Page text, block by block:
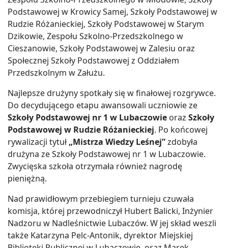
Podstawowej w Krowicy Samej, Szkoły Podstawowej w
Rudzie Różanieckiej, Szkoły Podstawowej w Starym
Dzikowie, Zespołu Szkolno-Przedszkolnego w
Cieszanowie, Szkoły Podstawowej w Zalesiu oraz
Społecznej Szkoły Podstawowej z Oddziałem
Przedszkolnym w Załużu.
Najlepsze drużyny spotkały się w finałowej rozgrywce.
Do decydującego etapu awansowali uczniowie ze
Szkoły Podstawowej nr 1 w Lubaczowie oraz Szkoły
Podstawowej w Rudzie Różanieckiej. Po końcowej
rywalizacji tytuł „Mistrza Wiedzy Leśnej”zdobyła
drużyna ze Szkoły Podstawowej nr 1 w Lubaczowie.
Zwycięska szkoła otrzymała również nagrodę
pieniężną.
Nad prawidłowym przebiegiem turnieju czuwała
komisja, której przewodniczył Hubert Balicki, Inżynier
Nadzoru w Nadleśnictwie Lubaczów. W jej skład weszli
także Katarzyna Pelc-Antonik, dyrektor Miejskiej